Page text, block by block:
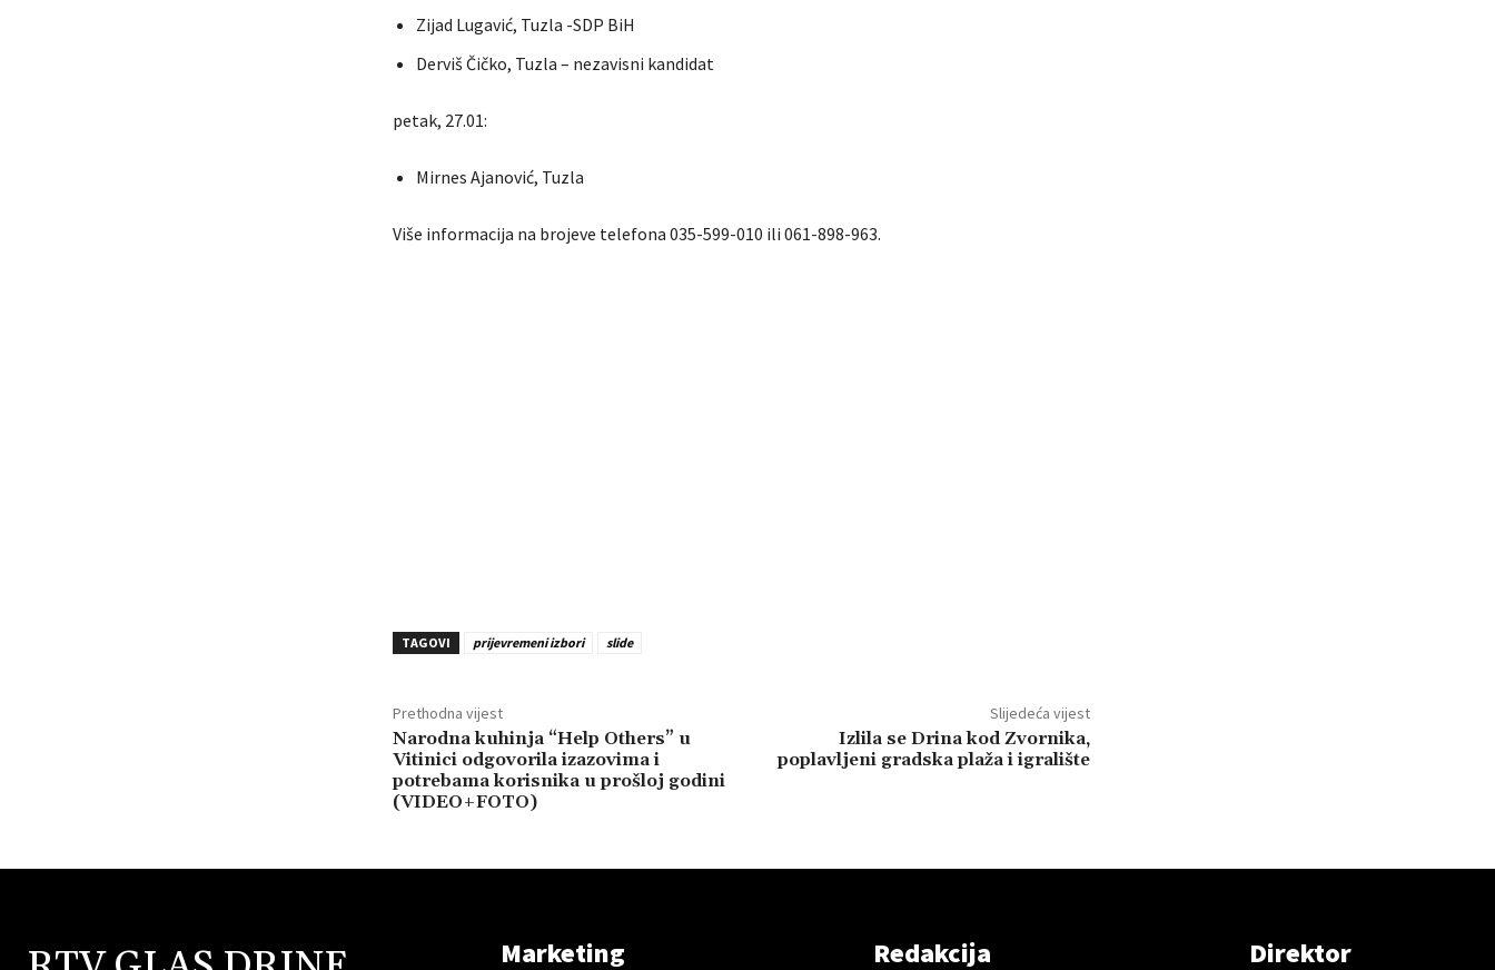
Zijad Lugavić, Tuzla -SDP BiH
Derviš Čičko, Tuzla – nezavisni kandidat
petak, 27.01:
Mirnes Ajanović, Tuzla
Više informacija na brojeve telefona 035-599-010 ili 061-898-963.
TAGOVI prijevremeni izbori slide
Prethodna vijest
Narodna kuhinja “Help Others” u
Vitinici odgovorila izazovima i
potrebama korisnika u prošloj godini
(VIDEO+FOTO)
Slijedeća vijest
Izlila se Drina kod Zvornika,
poplavljeni gradska plaža i igralište
Marketing Redakcija Direktor